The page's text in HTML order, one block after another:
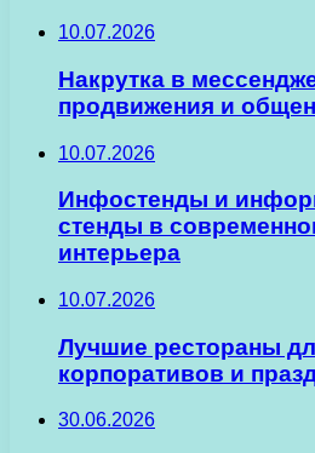
10.07.2026
Накрутка в
продвижения и
10.07.2026
Инфостенды и
стенды в
интерьера
10.07.2026
Лучшие рестораны
корпоративов и
30.06.2026